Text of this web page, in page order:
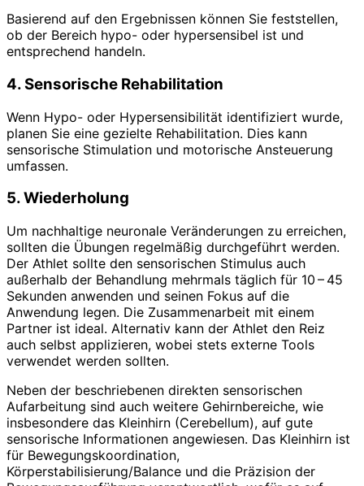
Basierend auf den Ergebnissen können Sie feststellen,
ob der Bereich hypo- oder hypersensibel ist und
entsprechend handeln.
4. Sensorische Rehabilitation
Wenn Hypo- oder Hypersensibilität identifiziert wurde,
planen Sie eine gezielte Rehabilitation. Dies kann
sensorische Stimulation und motorische Ansteuerung
umfassen.
5. Wiederholung
Um nachhaltige neuronale Veränderungen zu erreichen,
sollten die Übungen regelmäßig durchgeführt werden.
Der Athlet sollte den sensorischen Stimulus auch
außerhalb der Behandlung mehrmals täglich für 10 – 45
Sekunden anwenden und seinen Fokus auf die
Anwendung legen. Die Zusammenarbeit mit einem
Partner ist ideal. Alternativ kann der Athlet den Reiz
auch selbst applizieren, wobei stets externe Tools
verwendet werden sollten.
Neben der beschriebenen direkten sensorischen
Aufarbeitung sind auch weitere Gehirnbereiche, wie
insbesondere das Kleinhirn (Cerebellum), auf gute
sensorische Informationen angewiesen. Das Kleinhirn ist
für Bewegungskoordination,
Körperstabilisierung/Balance und die Präzision der